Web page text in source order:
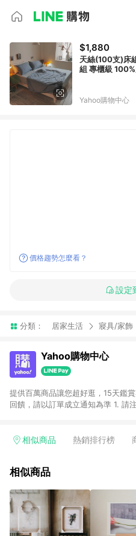
$1,880
天絲(100支)床
組 專櫃級
Yahoo購物中心
價格趨勢怎麼看？
設定
分類： 居家生活 寢具/家飾
Yahoo購物中心
提供百萬商品讓您超好逛，15天鑑
回饋，請以訂單成立通知為準 1. 請注意以下品類商品均無回饋：
電玩/遊戲/相機/單眼/鏡頭/拍立得
的購回饋活動享Yahoo超贈點回饋
3. 訂單回饋金額將扣除運費/購物金
價券等虛擬貨幣折抵 4. 大宗採購或
有相關事證認定您為大宗採購、批
相關認定以Yahoo購物中心之認定
相似商品 熱銷排行榜
相似商品